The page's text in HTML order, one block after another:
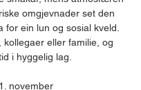
omgjevnader set den
for ein lun og sosial kveld.
kollegaer eller familie, og
i hyggelig lag.
november